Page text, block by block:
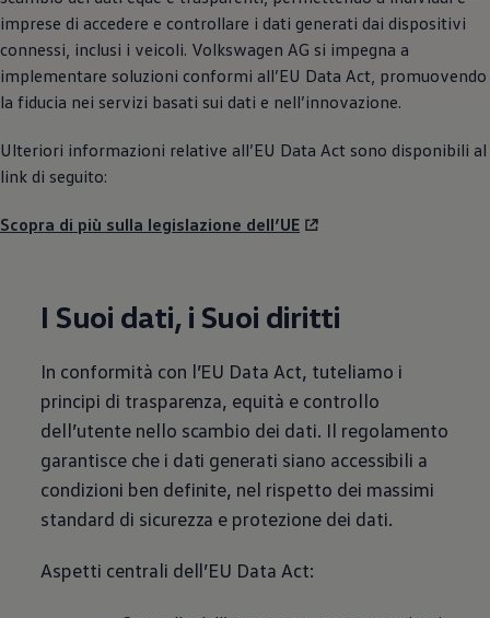
Service Flotte
Area Contatti Clienti Business
Servizi Finanziari
Progetto Valore Volkswagen
Più Credito
Noleggio
Servizi Assicurativi
Polizza Protezione Credito
Furto e incendio
Allestimenti chiavi in mano
Trasporto persone con disabilità
Listini e Dati tecnici
Veicoli in pronta consegna
Mobilità elettrica e Ibrida Plug-In
Guida sui veicoli elettrici e sulle batterie
Veicoli elettrici
Soluzioni di ricarica e autonomia
Simulatore del tempo di ricarica
Simulatore dell’autonomia
Ricarica domestica
Ricarica in movimento
Accessori per la ricarica
Connettività e Sicurezza
imprese di accedere e controllare i dati generati dai dispositivi
connessi, inclusi i veicoli. Volkswagen AG si impegna a
implementare soluzioni conformi all’EU Data Act, promuovendo
la fiducia nei servizi basati sui dati e nell’innovazione.
Ulteriori informazioni relative all’EU Data Act sono disponibili al
link di seguito:
Scopra di più sulla legislazione dell’UE
I Suoi dati, i Suoi diritti
In conformità con l’EU Data Act, tuteliamo i
principi di trasparenza, equità e controllo
dell’utente nello scambio dei dati. Il regolamento
garantisce che i dati generati siano accessibili a
condizioni ben definite, nel rispetto dei massimi
standard di sicurezza e protezione dei dati.
Aspetti centrali dell’EU Data Act: